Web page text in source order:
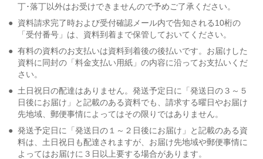
丁･落丁以外はお受けできませんので予めご了承ください。
● 資料請求完了時および受付確認メール内で告知される10桁の
「受付番号」は、資料到着まで保管しておいてください。
● 有料の資料のお支払いは資料到着後の後払いです。お届けした
資料に同封の「料金支払い用紙」の内容に沿ってお支払いくだ
さい。
● 土日祝日の配達はありません。発送予定日に「発送日の３～５
日後にお届け」と記載のある資料でも、請求する曜日やお届け
先地域、郵便事情によってはその限りではありません。
● 発送予定日に「発送日の１～２日後にお届け」と記載のある資
料は、土日祝日も配達されますが、お届け先地域や郵便事情に
よってはお届けに３日以上要する場合があります。